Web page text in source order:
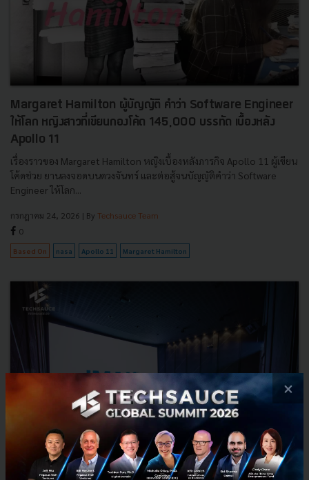
Margaret Hamilton ผู้บัญญัติ คำว่า Software Engineer
ให้โลก หญิงสาวที่เขียนกองโค้ด 145,000 บรรทัด เบื้องหลัง
Apollo 11
เรื่องราวของ Margaret Hamilton หญิงเบื้องหลังภารกิจ Apollo 11 ผู้เขียน
โค้ดช่วย ยานลงจอดบนดวงจันทร์ และต่อสู้จนบัญญัติคำว่า Software
Engineer ให้โลก...
กรกฎาคม 24, 2026 | By Techsauce Team
0
Based On nasa Apollo 11 Margaret Hamilton
×